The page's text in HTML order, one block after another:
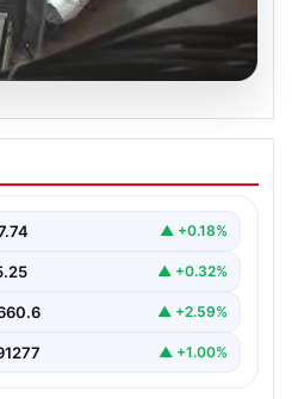
Binanın Çökmesi
Önlemleri
korkutan anlara sahne oldu.
▲ +0.18%
▲ +0.32%
▲ +2.59%
▲ +1.00%